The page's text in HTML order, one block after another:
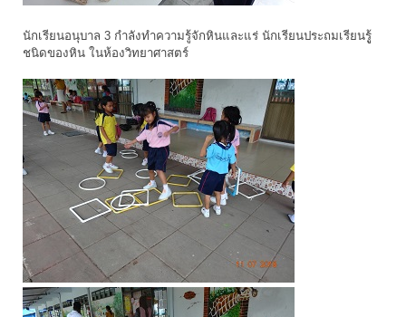
นักเรียนอนุบาล 3 กำลังทำความรู้จักหินและแร่ นักเรียนประถมเรียนรูู้
ชนิดของหิน ในห้องวิทยาศาสตร์